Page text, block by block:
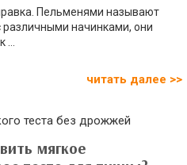
Пельменями называют
различными начинками, они
читать далее >>
мягкое